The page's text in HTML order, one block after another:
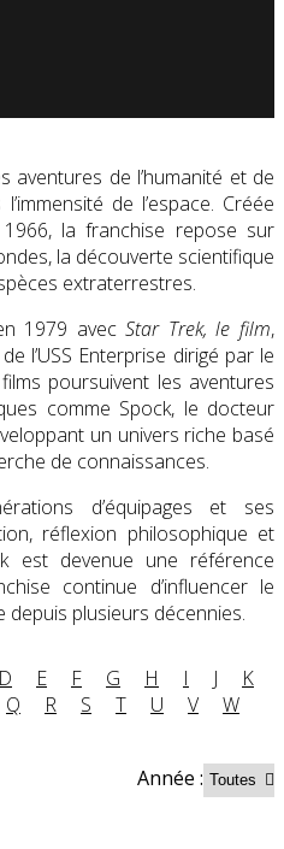
aventures de l’humanité et de
de l’espace. Créée
la franchise repose sur
la découverte scientifique
extraterrestres.
1979 avecStar Trek, le film,
l’USS Enterprise dirigé par le
poursuivent les aventures
comme Spock, le docteur
un univers riche basé
de connaissances.
d’équipages et ses
réflexion philosophique et
est devenue une référence
continue d’influencer le
plusieurs décennies.
D E F G H I J
K
Q R S T U V
W
Année :